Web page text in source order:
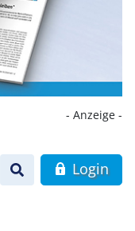
- Anzeige -
Login